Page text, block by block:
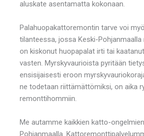
aluskate asentamatta kokonaan.
Palahuopakattoremontin tarve voi
tilanteessa, jossa Keski-Pohjanmaalla
on kiskonut huopapalat irti tai
vasten. Myrskyvaurioista pyritään
ensisijaisesti eroon
ne todetaan riittämättömiksi, on aika
remonttihommiin.
Me autamme kaikkien katto-
Pohjanmaalla.